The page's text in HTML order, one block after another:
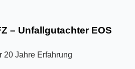
– Unfallgutachter EOS
20 Jahre Erfahrung